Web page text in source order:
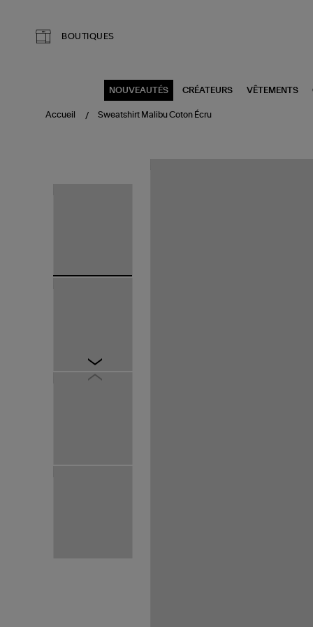
BOUTIQUES
NOUVEAUTÉS CRÉATEURS VÊTEMENTS
Accueil Sweatshirt Malibu Coton Écru